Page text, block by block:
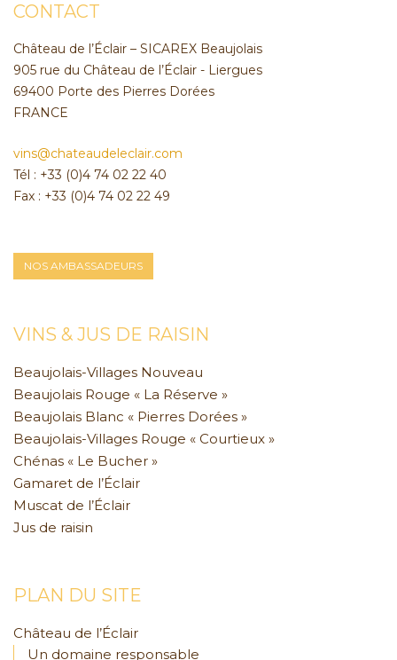
CONTACT
Château de l’Éclair – SICAREX Beaujolais
905 rue du Château de l’Éclair - Liergues
69400 Porte des Pierres Dorées
FRANCE
vins@chateaudeleclair.com
Tél : +33 (0)4 74 02 22 40
Fax : +33 (0)4 74 02 22 49
NOS AMBASSADEURS
VINS & JUS DE RAISIN
Beaujolais-Villages Nouveau
Beaujolais Rouge « La Réserve »
Beaujolais Blanc « Pierres Dorées »
Beaujolais-Villages Rouge « Courtieux »
Chénas « Le Bucher »
Gamaret de l’Éclair
Muscat de l’Éclair
Jus de raisin
PLAN DU SITE
Château de l’Éclair
Un domaine responsable